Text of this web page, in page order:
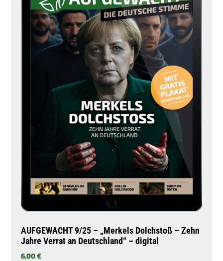
AUFGEWACHT 9/25 – „Merkels Dolchstoß – Zehn
Jahre Verrat an Deutschland“ – digital
6,00€